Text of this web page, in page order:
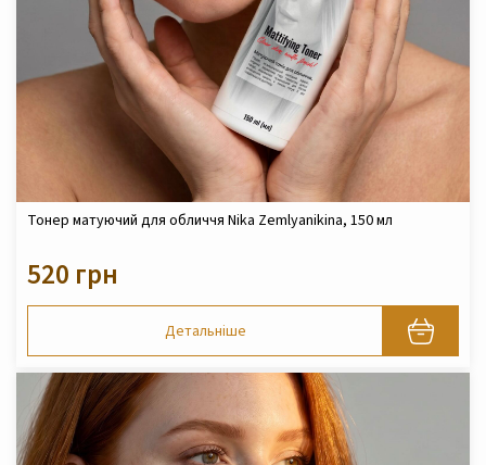
Тонер матуючий для обличчя Nika Zemlyanikina, 150 мл
520 грн
Детальніше